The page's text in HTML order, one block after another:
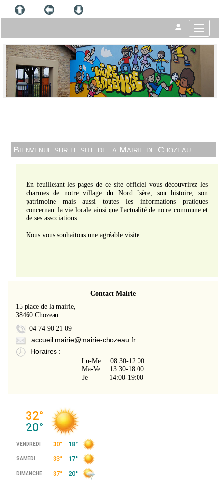
Bienvenue sur le site de la Mairie de Chozeau
En feuilletant les pages de ce site officiel vous découvrirez les
charmes de notre village du Nord Isère, son histoire, son
patrimoine mais aussi toutes les informations pratiques
concernant la vie locale ainsi que l'actualité de notre commune et
de ses associations.
Nous vous souhaitons une agréable visite.
Contact Mairie
15 place de la mairie,
38460 Chozeau
04 74 90 21 09
accueil.mairie@mairie-chozeau.fr
Horaires :
Lu-Me 08:30-12:00
Ma-Ve 13:30-18:00
Je 14:00-19:00